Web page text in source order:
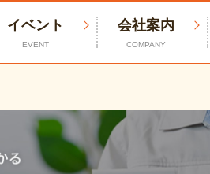
イベント
EVENT
会社案内
COMPANY